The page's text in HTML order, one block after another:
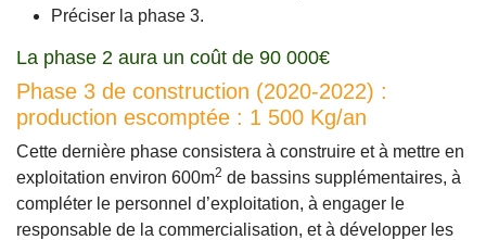
Préciser la phase 3.
La phase 2 aura un coût de 90 000€
Phase 3 de construction (2020-2022) :
production escomptée : 1 500 Kg/an
Cette dernière phase consistera à construire et à mettre en
exploitation environ 600m2 de bassins supplémentaires, à
compléter le personnel d’exploitation, à engager le
responsable de la commercialisation, et à développer les